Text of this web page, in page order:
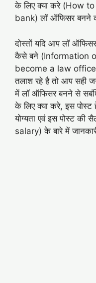
के लिए क्या करे (How
bank) लॉ ऑफिसर बनने
दोस्तों यदि आप लॉ
कैसे बने (Information
become a law officer
तलाश रहे है तो आप सही
में लॉ ऑफिसर बनने से
के लिए क्या करे, इस पोस्ट
योग्यता एवं इस पोस्ट
salary) के बारे में